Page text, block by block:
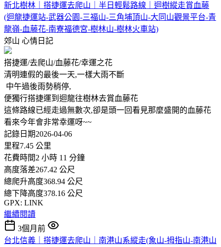
新北樹林｜搭捷運去爬山｜半日輕鬆路線｜迴樹縱走賞血藤
(迴龍捷運站-武器公園-三福山-三角埔頂山-大同山觀景平台-青
龍嶺-血藤花-南寮福德宮-樹林山-樹林火車站)
郊山 心情日記
搭捷運/去爬山/血藤花/幸運之花
清明連假的最後一天,一樣大雨不斷
中午過後雨勢稍停,
便獨行搭捷運到迴龍往樹林去賞血藤花
這條路線已經走過無數次,卻是頭一回看見那麼盛開的血藤花
看來今年會非常幸運呀~~
記錄日期2026-04-06
里程7.45 公里
花費時間2 小時 11 分鐘
高度落差267.42 公尺
總爬升高度368.94 公尺
總下降高度378.16 公尺
GPX: LINK
繼續閱讀
3個月前
台北信義｜搭捷運去爬山｜南港山系縱走(象山-拇指山-南港山